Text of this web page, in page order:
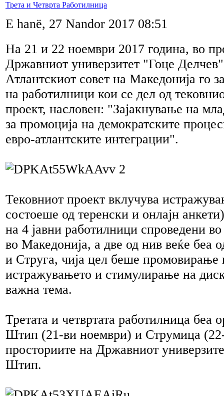
Трета и Четврта Работилница
E hanë, 27 Nandor 2017 08:51
На 21 и 22 ноември 2017 година, во
Државниот универзитет "Гоце
Атлантскиот совет на Македонија го
на работилници кои се дел од
проект, насловен: "Зајакнување на
за промоција на демократските
евро-атлантските интеграции".
Тековниот проект вклучува
состоеше од теренски и онлајн
на 4 јавни работилници спроведени
во Македонија, а две од нив веќе беа
и Струга, чија цел беше промовирање
истражувањето и стимулирање на
важна тема.
Третата и четвртата работилница беа
Штип (21-ви ноември) и Струмица
просториите на Државниот
Штип.